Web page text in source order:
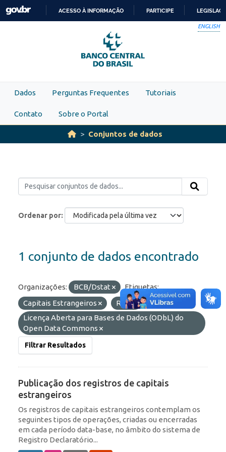
Skip to main content
PARA
O
CONTEÚDO
ACESSO À INFORMAÇÃO PARTICIPE
ENGLISH
Dados Perguntas Frequentes Tutoriais
Contato Sobre o Portal
Conjuntos de dados
Ordenar por
1 conjunto de dados encontrado
Organizações: BCB/Dstat
Etiquetas:
Capitais Estrangeiros
RDE
Licenças:
Licença Aberta para Bases de Dados (ODbL) do
Open Data Commons
Filtrar Resultados
Publicação dos registros de capitais
estrangeiros
Os registros de capitais estrangeiros contemplam os
seguintes tipos de operações, criadas ou encerradas
em cada período data-base, no âmbito do sistema de
Registro Declaratório...